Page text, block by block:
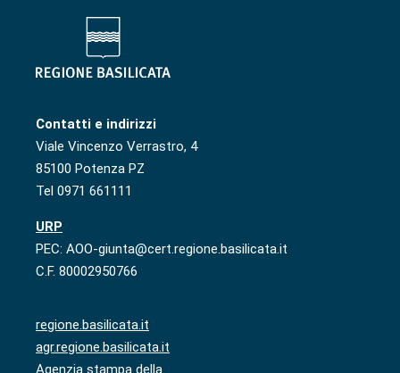
Contatti e indirizzi
Viale Vincenzo Verrastro, 4
85100 Potenza PZ
Tel 0971 661111
URP
PEC: AOO-giunta@cert.regione.basilicata.it
C.F. 80002950766
regione.basilicata.it
agr.regione.basilicata.it
Agenzia stampa della